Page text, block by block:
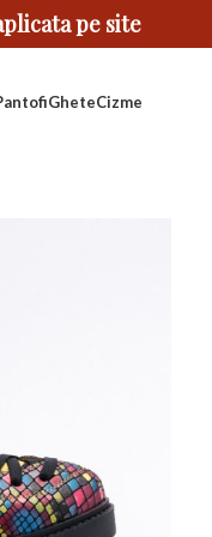
pe site
GheteCizme